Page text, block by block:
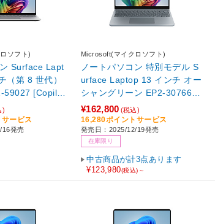
ソフト)
Surface Lapt
（第 8 世代）
59027 [Copilot
Ho
X2 Plus /メ
：512GB /
) or Office 選択
)
ービス
16発売
Microsoft(マイクロソフト)
ノートパソコン 特別モデル S
urface Laptop 13 インチ オー
シャングリーン EP2-30766
【sof001】
¥162,800 (税込)
16,280ポイントサービス
発売日：2025/12/19発売
在庫限り
中古商品が計3点あります
¥123,980(税込)～